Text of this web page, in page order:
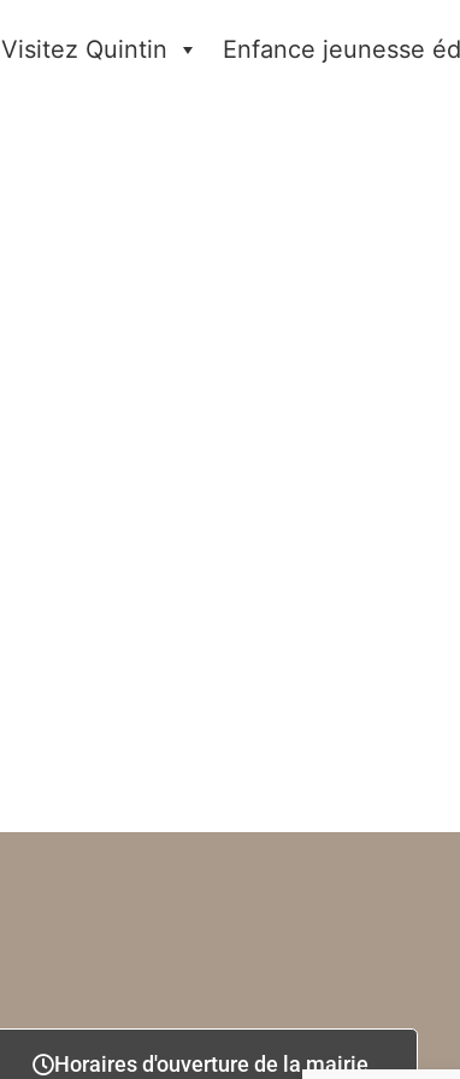
Visitez Quintin Enfance jeunesse
Horaires d'ouverture de la mairie